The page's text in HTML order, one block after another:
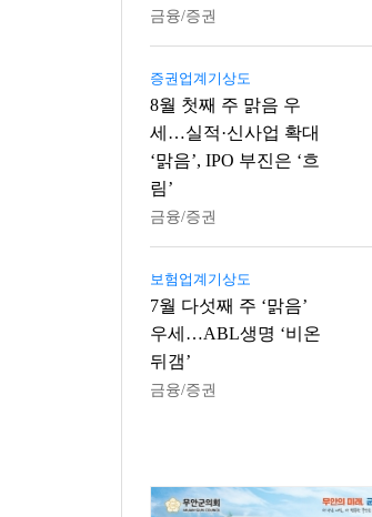
금융/증권
증권업계기상도
8월 첫째 주 맑음 우
세…실적·신사업 확대
‘맑음’, IPO 부진은 ‘흐
림’
금융/증권
보험업계기상도
7월 다섯째 주 ‘맑음’
우세…ABL생명 ‘비온
뒤갬’
금융/증권